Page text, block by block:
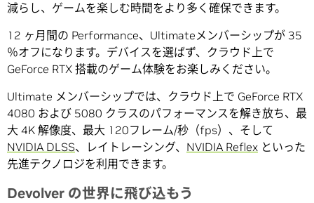
減らし、ゲームを楽しむ時間をより多く確保できます。
12 ヶ月間の Performance、Ultimateメンバーシップが 35
％オフになります。デバイスを選ばず、クラウド上で
GeForce RTX 搭載のゲーム体験をお楽しみください。
Ultimate メンバーシップでは、クラウド上で GeForce RTX
4080 および 5080 クラスのパフォーマンスを解き放ち、最
大 4K 解像度、最大 120フレーム/秒（fps）、そして
NVIDIA DLSS、レイトレーシング、 NVIDIA Reflex といった
先進テクノロジを利用できます。
Devolver の世界に飛び込もう